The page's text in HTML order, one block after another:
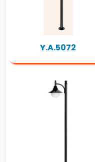
Y.A.5072